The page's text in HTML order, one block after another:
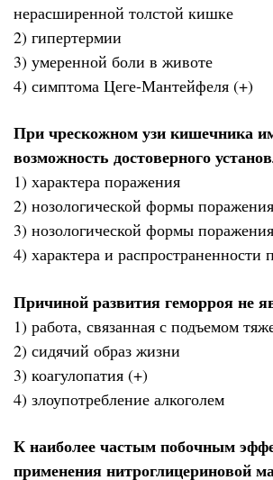
нерасширенной толстой кишке
2) гипертермии
3) умеренной боли в животе
4) симптома Цеге-Мантейфеля (+)
При чрескожном узи кишечника
возможность достоверного
1) характера поражения
2) нозологической формы
3) нозологической формы поражения
4) характера и распространенности
Причиной развития геморроя не
1) работа, связанная с подъемом
2) сидячий образ жизни
3) коагулопатия (+)
4) злоупотребление алкоголем
К наиболее частым побочным
применения нитроглицериновой